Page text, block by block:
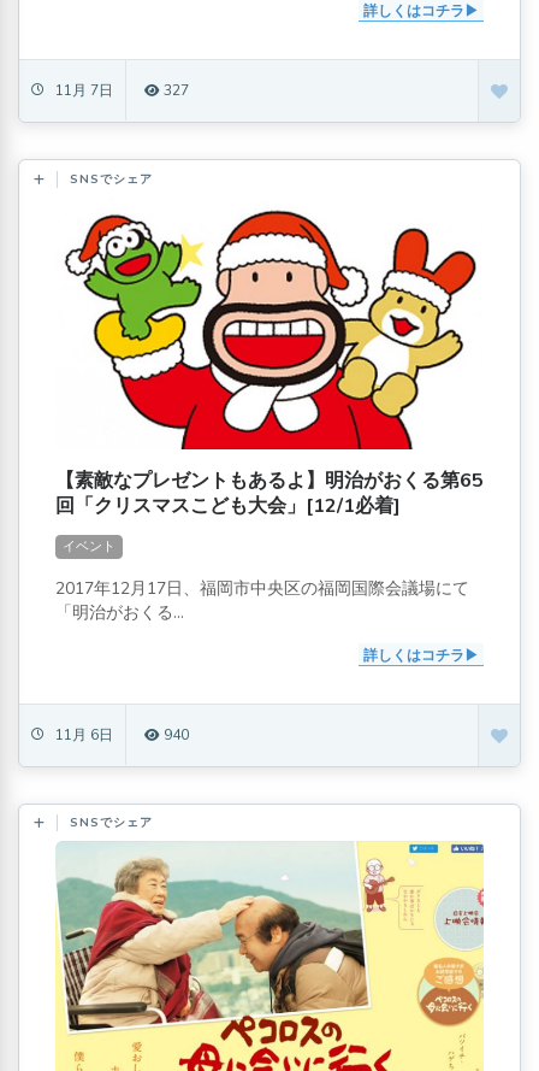
詳しくはコチラ
11月 7日 327
SNSでシェア
【素敵なプレゼントもあるよ】明治がおくる第65
回「クリスマスこども大会」[12/1必着]
イベント
2017年12月17日、福岡市中央区の福岡国際会議場にて
「明治がおくる...
詳しくはコチラ
11月 6日 940
SNSでシェア